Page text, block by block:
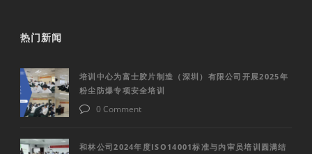
热门新闻
培训中心为富士胶片制造（深圳）有限公司开展2025年
粉尘防爆专项安全培训
0 Comment
和林公司2024年度ISO14001标准与内审员培训圆满结